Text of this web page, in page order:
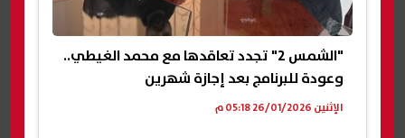
"الشمس 2" تجدد تعاقدها مع محمد الغيطي..
وعودة للبرنامج بعد إجازة شهرين
الإثنين 26/01/2026 05:18 م